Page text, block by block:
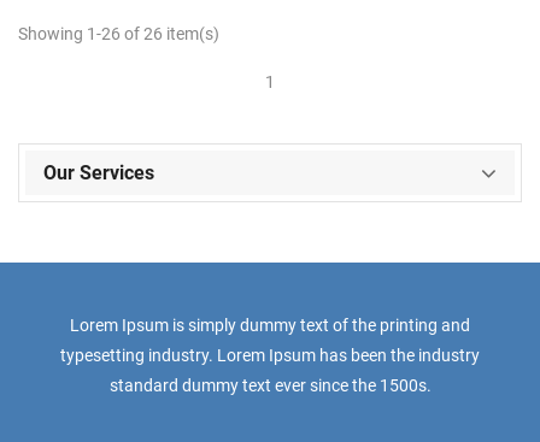
Showing 1-26 of 26 item(s)
1
Our Services
Lorem Ipsum is simply dummy text of the printing and
typesetting industry. Lorem Ipsum has been the industry
standard dummy text ever since the 1500s.